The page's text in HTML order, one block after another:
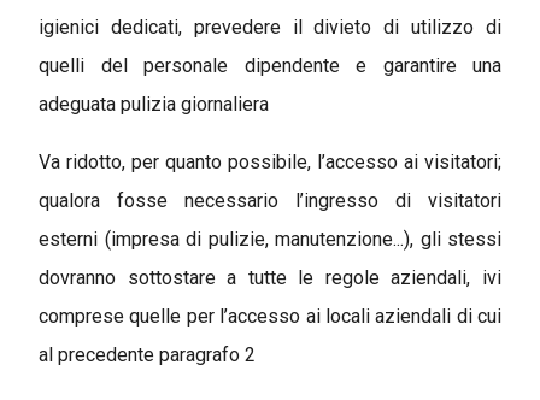
igienici dedicati, prevedere il divieto di utilizzo di
quelli del personale dipendente e garantire una
adeguata pulizia giornaliera
Va ridotto, per quanto possibile, l’accesso ai visitatori;
qualora fosse necessario l’ingresso di visitatori
esterni (impresa di pulizie, manutenzione...), gli stessi
dovranno sottostare a tutte le regole aziendali, ivi
comprese quelle per l’accesso ai locali aziendali di cui
al precedente paragrafo 2